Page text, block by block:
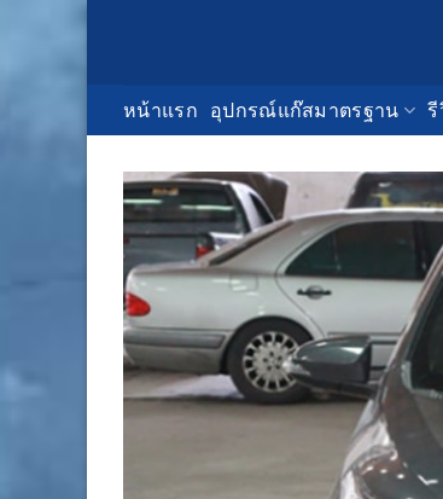
หน้าแรก
อุปกรณ์แก๊สมาตรฐาน รี